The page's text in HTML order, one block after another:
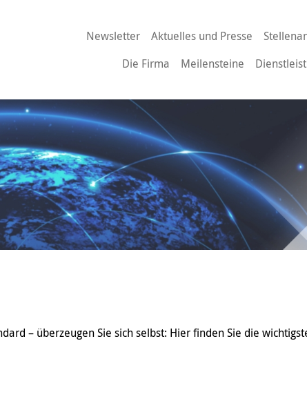
Newsletter Aktuelles und Presse
Die Firma
Meilensteine
– überzeugen Sie sich selbst: Hier finden Sie die